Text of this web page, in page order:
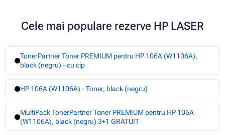
Cele mai populare rezerve HP LASER
TonerPartner Toner PREMIUM pentru HP 106A (W1106A),
black (negru) - cu cip
HP 106A (W1106A) - Toner, black (negru)
MultiPack TonerPartner Toner PREMIUM pentru HP 106A
(W1106A), black (negru) 3+1 GRATUIT